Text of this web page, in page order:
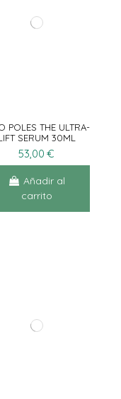
POLES THE ULTRA-
SERUM 30ML
53,00 €
Añadir al
carrito